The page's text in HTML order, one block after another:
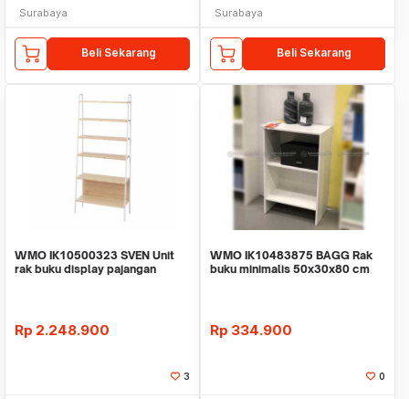
Surabaya
Beli Sekarang
Surabaya
Beli Sekarang
WMO IK10500323 SVEN Unit
rak buku display pajangan
Rp 2.248.900
3
WMO IK10483875 BAGG Rak
buku minimalis 50x30x80 cm
Rp 334.900
0